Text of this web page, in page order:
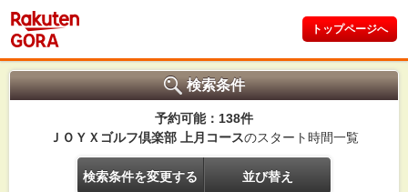
トップページへ
検索条件
予約可能：138件
ＪＯＹＸゴルフ倶楽部 上月コースのスタート時間一覧
検索条件を変更する 並び替え